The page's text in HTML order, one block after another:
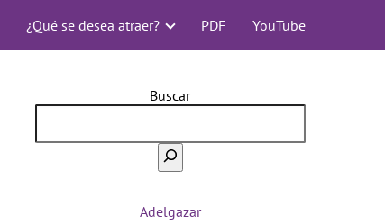
¿Qué se desea atraer? PDF YouTube
Buscar
Adelgazar